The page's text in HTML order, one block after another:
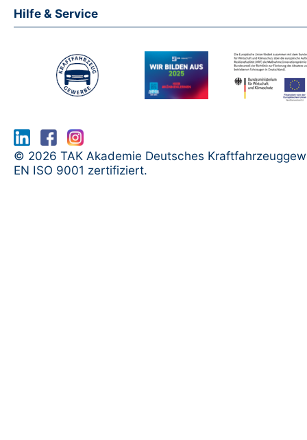
Hilfe & Service
© 2026 TAK Akademie Deutsches
EN ISO 9001 zertifiziert.